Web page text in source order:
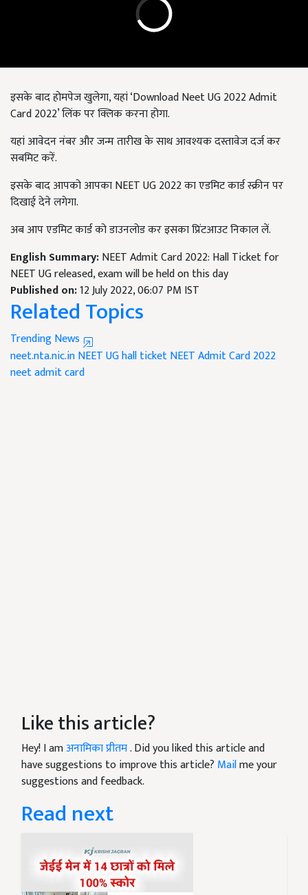
इसके बाद होमपेज खुलेगा, यहां ‘Download Neet UG 2022 Admit
Card 2022’ लिंक पर क्लिक करना होगा.
यहां आवेदन नंबर और जन्म तारीख के साथ आवश्यक दस्तावेज दर्ज कर
सबमिट करें.
इसके बाद आपको आपका NEET UG 2022 का एडमिट कार्ड स्क्रीन पर
दिखाई देने लगेगा.
अब आप एडमिट कार्ड को डाउनलोड कर इसका प्रिंटआउट निकाल लें.
English Summary:NEET Admit Card 2022: Hall Ticket for
NEET UG released, exam will be held on this day
Published on:12 July 2022, 06:07 PM IST
Related Topics
Trending News
neet.nta.nic.inNEET UG hall ticketNEET Admit Card 2022
neet admit card
Like this article?
Hey! I amअनामिका प्रीतम. Did you liked this article and
have suggestions to improve this article? Mailme your
suggestions and feedback.
Read next